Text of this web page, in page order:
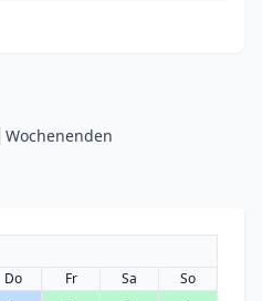
Wochenenden
Do Fr Sa
So